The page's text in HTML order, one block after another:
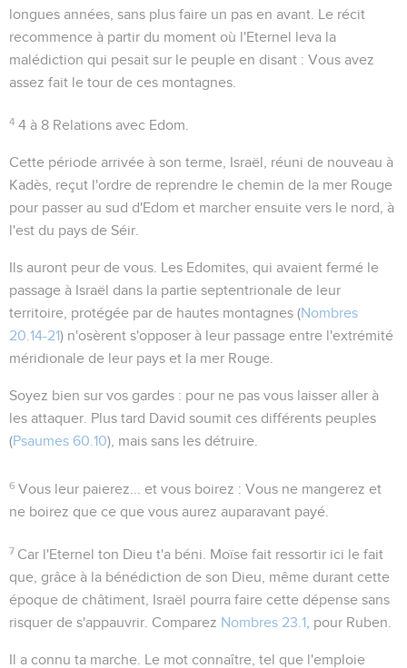
longues années, sans plus faire un pas en avant. Le récit
recommence à partir du moment où l'Eternel leva la
malédiction qui pesait sur le peuple en disant : Vous avez
assez fait le tour de ces montagnes
4 4 à 8 Relations avec Edom.
Cette période arrivée à son terme, Israël, réuni de nouveau à
Kadès, reçut l'ordre de reprendre le chemin de la mer Rouge
pour passer au sud d'Edom et marcher ensuite vers le nord, à
l'est du pays de Séir.
Ils auront peur de vous . Les Edomites, qui avaient fermé le
passage à Israël dans la partie septentrionale de leur
territoire, protégée par de hautes montagnes (Nombres
20.14-21) n'osèrent s'opposer à leur passage entre l'extrémité
méridionale de leur pays et la mer Rouge.
Soyez bien sur vos gardes : pour ne pas vous laisser aller à
les attaquer. Plus tard David soumit ces différents peuples
(Psaumes 60.10), mais sans les détruire.
6 Vous leur paierez... et vous boirez : Vous ne mangerez et
ne boirez que ce que vous aurez auparavant payé.
7 Car l'Eternel ton Dieu t'a béni . Moïse fait ressortir ici le fait
que, grâce à la bénédiction de son Dieu, même durant cette
époque de châtiment, Israël pourra faire cette dépense sans
risquer de s'appauvrir. Comparez Nombres 23.1 , pour Ruben.
Il a connu ta marche . Le mot connaître , tel que l'emploie